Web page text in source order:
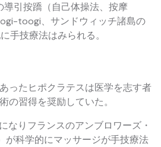
引按蹻（自己体操法、按摩
toogi、サンドウィッチ諸島の
手技療法はみられる。
ったヒポクラテスは医学を志す者
の習得を奨励していた。
なりフランスのアンブロワーズ・
が科学的にマッサージが手技療法